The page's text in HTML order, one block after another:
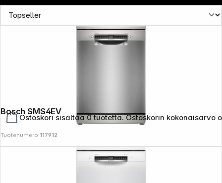
Ostoskori sisältää 0 tuotetta. Ostoskorin kokonaisarvo
Bosch SMS4EVI08E silver
Tuotenumero:117912